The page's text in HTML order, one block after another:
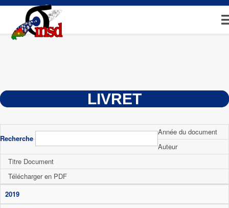
Aller
contenu
principal
LIVRET
Recherche
Année du document
Auteur
Titre Document
Télécharger en PDF
2019